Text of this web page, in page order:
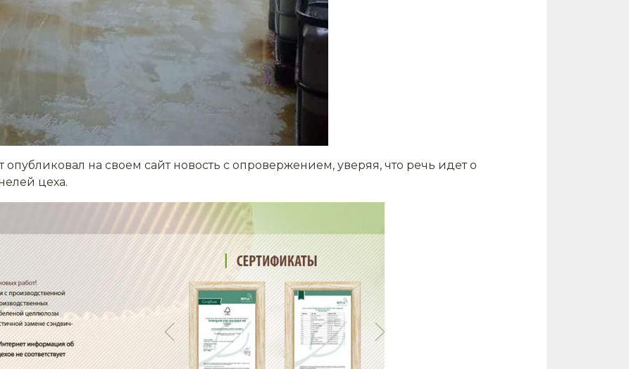
на своем сайт новость с опровержением, уверяя, что речь идет о
цеха.